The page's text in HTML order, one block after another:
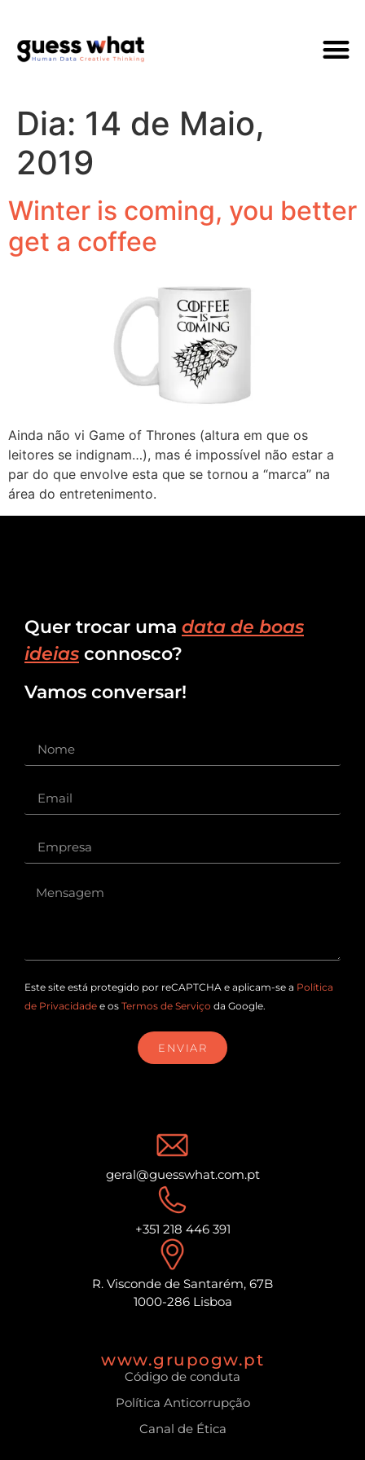
Dia: 14 de Maio,
2019
Winter is coming, you better
get a coffee
Ainda não vi Game of Thrones (altura em que os
leitores se indignam…), mas é impossível não estar a
par do que envolve esta que se tornou a “marca” na
área do entretenimento.
Quer trocar uma data de boas
ideias connosco?
Vamos conversar!
Este site está protegido por reCAPTCHA e aplicam-se a Política
de Privacidade e os Termos de Serviço da Google.
ENVIAR
geral@guesswhat.com.pt
+351 218 446 391
R. Visconde de Santarém, 67B
1000-286 Lisboa
www.grupogw.pt
Código de conduta
Política Anticorrupção
Canal de Ética